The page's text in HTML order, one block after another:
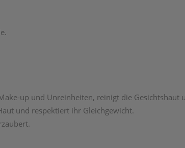
up und Unreinheiten, reinigt die Gesichtshaut
und respektiert ihr Gleichgewicht.